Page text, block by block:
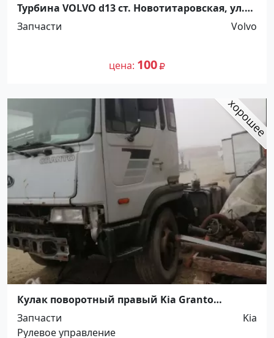
Турбина VOLVO d13 ст. Новотитаровская, ул.
Крайняя 18 В
Запчасти Volvo
цена 100
Кулак поворотный правый Kia Granto
Краснодар
Запчасти
Kia
Рулевое управление